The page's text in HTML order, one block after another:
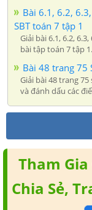
Bài 6.1, 6.2,
SBT toán 7 tập 1
Giải bài 6.1, 6.2,
bài tập toán 7 tập
Bài 48 trang 75
Giải bài 48 trang
và đánh dấu các
Tham
Chia Sẻ,